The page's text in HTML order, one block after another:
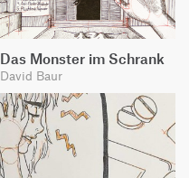
Das Monster im Schrank
David Baur